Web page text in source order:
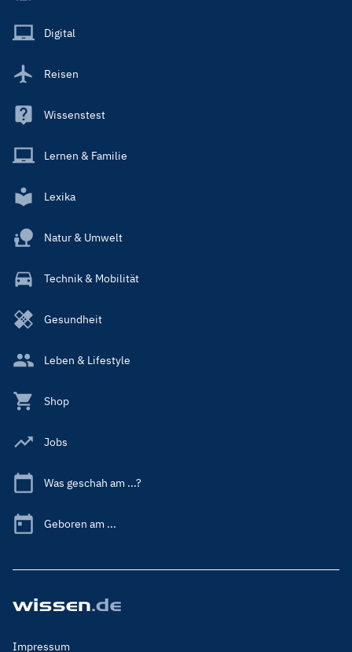
Main
Digital
Reisen
Wissenstest
Lernen & Familie
Lexika
Natur & Umwelt
Technik & Mobilität
Gesundheit
Leben & Lifestyle
Shop
Jobs
Was geschah am ...?
Geboren am ...
Footer
Impressum